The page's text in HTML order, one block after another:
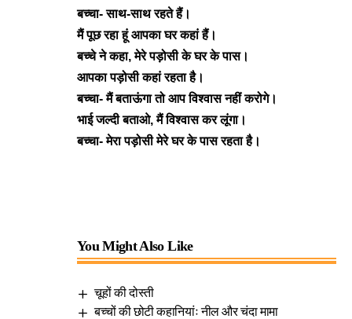
बच्चा- साथ-साथ रहते हैं।
मैं पूछ रहा हूं आपका घर कहां हैं।
बच्चे ने कहा, मेरे पड़ोसी के घर के पास।
आपका पड़ोसी कहां रहता है।
बच्चा- मैं बताऊंगा तो आप विश्वास नहीं करोगे।
भाई जल्दी बताओ, मैं विश्वास कर लूंगा।
बच्चा- मेरा पड़ोसी मेरे घर के पास रहता है।
You Might Also Like
चूहों की दोस्ती
बच्चों की छोटी कहानियांः नील और चंदा मामा